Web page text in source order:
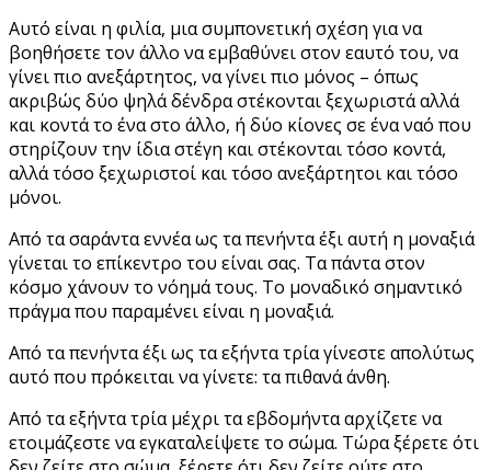
Αυτό είναι η φιλία, μια συμπονετική σχέση για να
βοηθήσετε τον άλλο να εμβαθύνει στον εαυτό του, να
γίνει πιο ανεξάρτητος, να γίνει πιο μόνος – όπως
ακριβώς δύο ψηλά δένδρα στέκονται ξεχωριστά αλλά
και κοντά το ένα στο άλλο, ή δύο κίονες σε ένα ναό που
στηρίζουν την ίδια στέγη και στέκονται τόσο κοντά,
αλλά τόσο ξεχωριστοί και τόσο ανεξάρτητοι και τόσο
μόνοι.
Από τα σαράντα εννέα ως τα πενήντα έξι αυτή η μοναξιά
γίνεται το επίκεντρο του είναι σας. Τα πάντα στον
κόσμο χάνουν το νόημά τους. Το μοναδικό σημαντικό
πράγμα που παραμένει είναι η μοναξιά.
Από τα πενήντα έξι ως τα εξήντα τρία γίνεστε απολύτως
αυτό που πρόκειται να γίνετε: τα πιθανά άνθη.
Από τα εξήντα τρία μέχρι τα εβδομήντα αρχίζετε να
ετοιμάζεστε να εγκαταλείψετε το σώμα. Τώρα ξέρετε ότι